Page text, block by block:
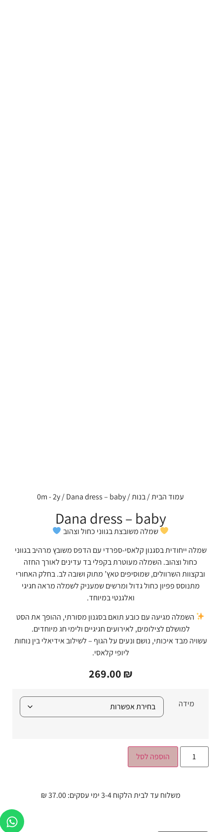
עמוד הבית/בנות/
0m - 2y/ Dana dress – baby
Dana dress – baby
שמלה משובצת בגווני כחול וצהוב
שמלה ייחודית בסגנון קלאסי-ספרדי עם הדפס משובץ מרהיב בגווני
כחול וצהוב. השמלה מעוטרת בקפלי בד עדינים לאורך החזה
ובקצוות השרוולים, שמוסיפים טאץ’ מתוק ושובה לב. בחלק האחורי
מתנוסס פפיון כחול גדול ומרשים שמעניק לשמלה מראה חגיגי
ואלגנטי במיוחד.
השמלה מגיעה עם כובע תואם בסגנון מסורתי, ההופך את הסט
למושלם לצילומים, לאירועים חגיגיים ולימי חג מיוחדים.
עשויה מבד איכותי, נושם ונעים על הגוף – לשילוב אידיאלי בין נוחות
ליופי קלאסי.
269.00₪
מידה
הוספה לסל
משלוח עד לבית הלקוח 3-4 ימי עסקים: 37.00 ₪